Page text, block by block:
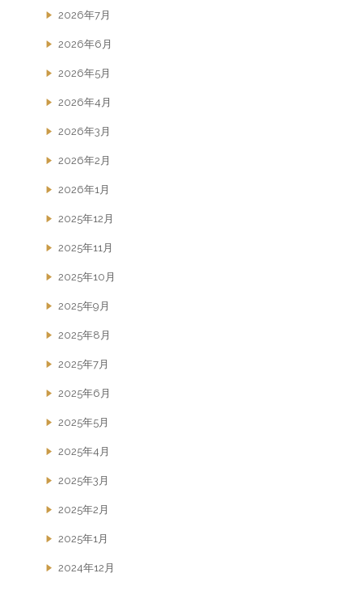
2026年7月
2026年6月
2026年5月
2026年4月
2026年3月
2026年2月
2026年1月
2025年12月
2025年11月
2025年10月
2025年9月
2025年8月
2025年7月
2025年6月
2025年5月
2025年4月
2025年3月
2025年2月
2025年1月
2024年12月